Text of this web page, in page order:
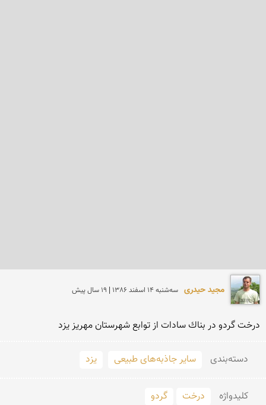
مجید حیدری سه‌شنبه 14 اسفند 1386 | 19 سال پیش
درخت گردو در بناك سادات از توابع شهرستان مهریز یزد
دسته‌بندی سایر جاذبه‌های طبیعی یزد
کلید‌واژه درخت گردو